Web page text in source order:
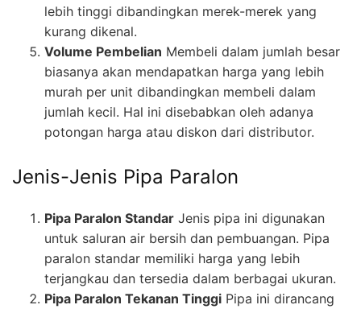
lebih tinggi dibandingkan merek-merek yang
kurang dikenal.
Volume Pembelian Membeli dalam jumlah besar
biasanya akan mendapatkan harga yang lebih
murah per unit dibandingkan membeli dalam
jumlah kecil. Hal ini disebabkan oleh adanya
potongan harga atau diskon dari distributor.
Jenis-Jenis Pipa Paralon
Pipa Paralon Standar Jenis pipa ini digunakan
untuk saluran air bersih dan pembuangan. Pipa
paralon standar memiliki harga yang lebih
terjangkau dan tersedia dalam berbagai ukuran.
Pipa Paralon Tekanan Tinggi Pipa ini dirancang